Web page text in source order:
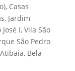
Casas
Jardim
I, Vila São
São Pedro
Bela